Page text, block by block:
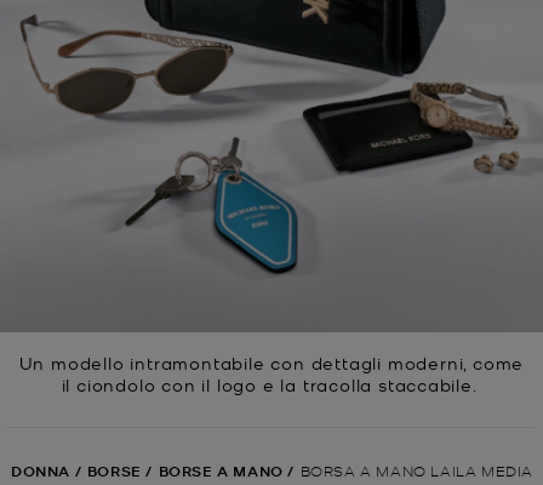
Un modello intramontabile con dettagli moderni, come
il ciondolo con il logo e la tracolla staccabile.
DONNA / BORSE / BORSE A MANO / BORSA A MANO LAILA MEDIA